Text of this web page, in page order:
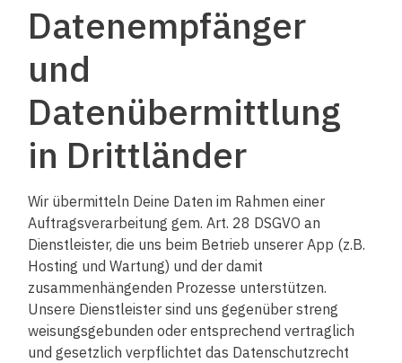
Datenempfänger
und
Datenübermittlung
in Drittländer
Wir übermitteln Deine Daten im Rahmen einer
Auftragsverarbeitung gem. Art. 28 DSGVO an
Dienstleister, die uns beim Betrieb unserer App (z.B.
Hosting und Wartung) und der damit
zusammenhängenden Prozesse unterstützen.
Unsere Dienstleister sind uns gegenüber streng
weisungsgebunden oder entsprechend vertraglich
und gesetzlich verpflichtet das Datenschutzrecht